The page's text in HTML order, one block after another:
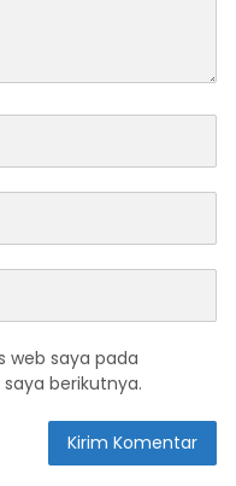
web saya pada
berikutnya.